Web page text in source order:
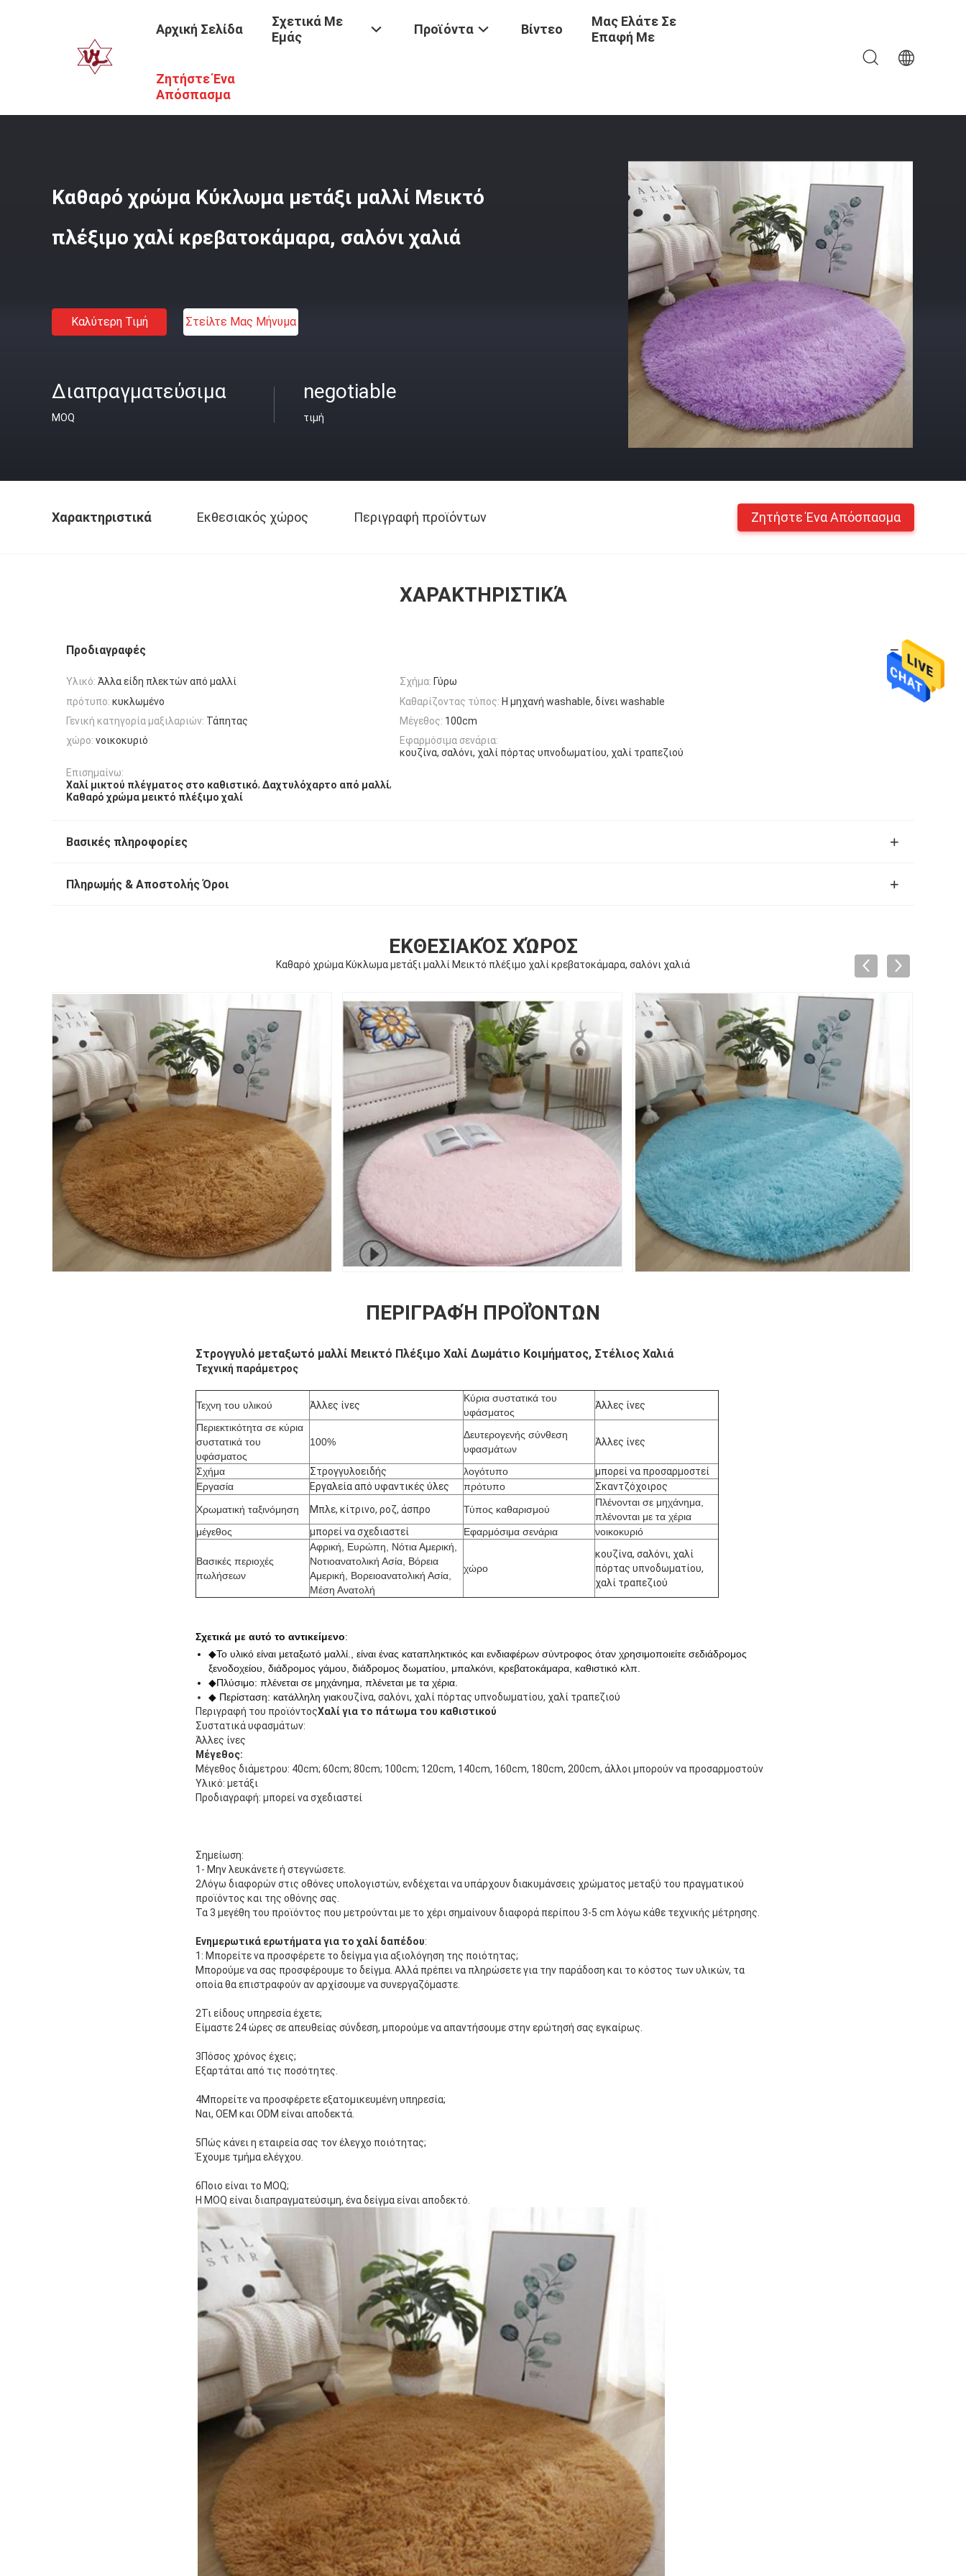
Αρχική Σελίδα
Σχετικά Με
Εμάς
Προϊόντα Βίντεο
Μας Ελάτε Σε
Επαφή Με
Ζητήστε Ένα
Απόσπασμα
Αρχική Σελίδα Προϊόντα / Τάπητες Πατωμάτων Κρεβατοκάμαρων
Καθαρό χρώμα Κύκλωμα μετάξι μαλλί Μεικτό
πλέξιμο χαλί κρεβατοκάμαρα, σαλόνι χαλιά
Καλύτερη Τιμή Στείλτε Μας Μήνυμα
Διαπραγματεύσιμα
MOQ
negotiable
τιμή
Χαρακτηριστικά Εκθεσιακός χώρος Περιγραφή προϊόντων Ζητήστε Ένα Απόσπασμα
ΧΑΡΑΚΤΗΡΙΣΤΙΚΆ
Προδιαγραφές
Υλικό: Άλλα είδη πλεκτών από μαλλί Σχήμα: Γύρω
πρότυπο: κυκλωμένο Καθαρίζοντας τύπος: Η μηχανή washable, δίνει washable
Γενική κατηγορία μαξιλαριών: Τάπητας Μέγεθος: 100cm
χώρο: νοικοκυριό
Εφαρμόσιμα σενάρια:
κουζίνα, σαλόνι, χαλί πόρτας υπνοδωματίου, χαλί τραπεζιού
Επισημαίνω:
Χαλί μικτού πλέγματος στο καθιστικό, Δαχτυλόχαρτο από μαλλί,
Καθαρό χρώμα μεικτό πλέξιμο χαλί
Βασικές πληροφορίες
Πληρωμής & Αποστολής Όροι
ΕΚΘΕΣΙΑΚΌΣ ΧΏΡΟΣ
Καθαρό χρώμα Κύκλωμα μετάξι μαλλί Μεικτό πλέξιμο χαλί κρεβατοκάμαρα, σαλόνι χαλιά
ΠΕΡΙΓΡΑΦΉ ΠΡΟΪΌΝΤΩΝ
Στρογγυλό μεταξωτό μαλλί Μεικτό Πλέξιμο Χαλί Δωμάτιο Κοιμήματος, Στέλιος Χαλιά
Τεχνική παράμετρος
Τεχνη του υλικού Άλλες ίνες
Κύρια συστατικά του
υφάσματος
Άλλες ίνες
Περιεκτικότητα σε κύρια
συστατικά του
υφάσματος
100%
Δευτερογενής σύνθεση
υφασμάτων
Άλλες ίνες
Σχήμα Στρογγυλοειδής λογότυπο
μπορεί να προσαρμοστεί
Εργασία
Εργαλεία από υφαντικές ύλες πρότυπο
Σκαντζόχοιρος
Χρωματική ταξινόμηση
Μπλε, κίτρινο, ροζ, άσπρο Τύπος καθαρισμού
Πλένονται σε μηχάνημα,
πλένονται με τα χέρια
μέγεθος
μπορεί να σχεδιαστεί Εφαρμόσιμα σενάρια νοικοκυριό
Βασικές περιοχές
πωλήσεων
Αφρική, Ευρώπη, Νότια Αμερική,
Νοτιοανατολική Ασία, Βόρεια
Αμερική, Βορειοανατολική Ασία,
Μέση Ανατολή
χώρο
κουζίνα, σαλόνι, χαλί
πόρτας υπνοδωματίου,
χαλί τραπεζιού
Σχετικά με αυτό το αντικείμενο:
◆Το υλικό είναι μεταξωτό μαλλί., είναι ένας καταπληκτικός και ενδιαφέρων σύντροφος όταν χρησιμοποιείτε σεδιάδρομος
ξενοδοχείου, διάδρομος γάμου, διάδρομος δωματίου, μπαλκόνι, κρεβατοκάμαρα, καθιστικό κλπ.
◆Πλύσιμο: πλένεται σε μηχάνημα, πλένεται με τα χέρια.
◆ Περίσταση: κατάλληλη γιακουζίνα, σαλόνι, χαλί πόρτας υπνοδωματίου, χαλί τραπεζιού
Περιγραφή του προϊόντοςΧαλί για το πάτωμα του καθιστικού
Συστατικά υφασμάτων:
Άλλες ίνες
Μέγεθος:
Μέγεθος διάμετρου: 40cm; 60cm; 80cm; 100cm; 120cm, 140cm, 160cm, 180cm, 200cm, άλλοι μπορούν να προσαρμοστούν
Υλικό: μετάξι
Προδιαγραφή: μπορεί να σχεδιαστεί
Σημείωση:
1- Μην λευκάνετε ή στεγνώσετε.
2Λόγω διαφορών στις οθόνες υπολογιστών, ενδέχεται να υπάρχουν διακυμάνσεις χρώματος μεταξύ του πραγματικού
προϊόντος και της οθόνης σας.
Τα 3 μεγέθη του προϊόντος που μετρούνται με το χέρι σημαίνουν διαφορά περίπου 3-5 cm λόγω κάθε τεχνικής μέτρησης.
Ενημερωτικά ερωτήματα για το χαλί δαπέδου:
1: Μπορείτε να προσφέρετε το δείγμα για αξιολόγηση της ποιότητας;
Μπορούμε να σας προσφέρουμε το δείγμα. Αλλά πρέπει να πληρώσετε για την παράδοση και το κόστος των υλικών, τα
οποία θα επιστραφούν αν αρχίσουμε να συνεργαζόμαστε.
2Τι είδους υπηρεσία έχετε;
Είμαστε 24 ώρες σε απευθείας σύνδεση, μπορούμε να απαντήσουμε στην ερώτησή σας εγκαίρως.
3Πόσος χρόνος έχεις;
Εξαρτάται από τις ποσότητες.
4Μπορείτε να προσφέρετε εξατομικευμένη υπηρεσία;
Ναι, OEM και ODM είναι αποδεκτά.
5Πώς κάνει η εταιρεία σας τον έλεγχο ποιότητας;
Έχουμε τμήμα ελέγχου.
6Ποιο είναι το MOQ;
Η MOQ είναι διαπραγματεύσιμη, ένα δείγμα είναι αποδεκτό.